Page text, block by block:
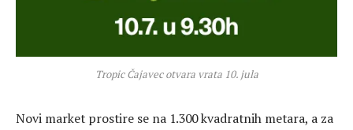
Tropic Čajavec otvara vrata 10. jula
Novi market prostire se na 1.300 kvadratnih metara, a za